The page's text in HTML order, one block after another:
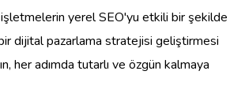
yerel SEO'yu etkili bir şekilde
bir dijital pazarlama stratejisi geliştirmesi
her adımda tutarlı ve özgün kalmaya